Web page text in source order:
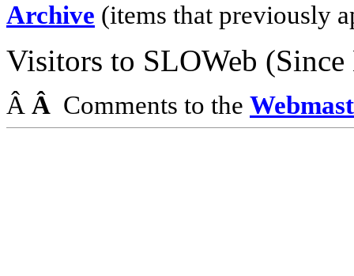
Archive (items that previously
Visitors to SLOWeb
Â Â Comments to the